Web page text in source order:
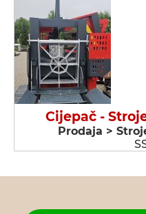
Cijepač -
Prodaja >